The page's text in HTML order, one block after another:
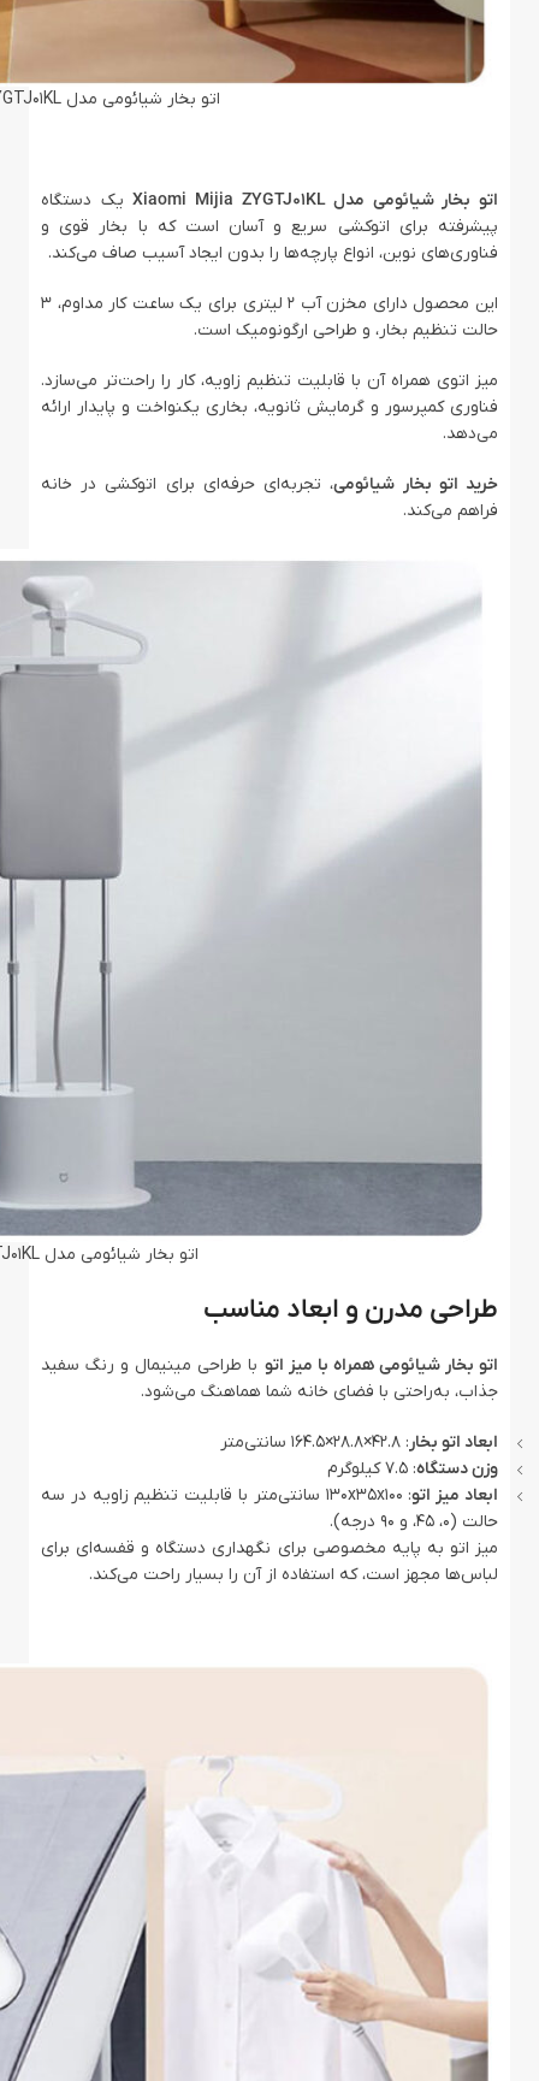
اتو بخار شیائومی مدل Xiaomi Mijia ZYGTJ01KL
اتو بخار شیائومی مدل Xiaomi Mijia ZYGTJ01KL
یک دستگاه
پیشرفته برای اتوکشی سریع و آسان است که با بخار قوی و
فناوری‌های نوین، انواع پارچه‌ها را بدون ایجاد آسیب صاف می‌کند.
این محصول دارای مخزن آب 2 لیتری برای یک ساعت کار مداوم، 3
حالت تنظیم بخار، و طراحی ارگونومیک است.
میز اتوی همراه آن با قابلیت تنظیم زاویه، کار را راحت‌تر می‌سازد.
فناوری کمپرسور و گرمایش ثانویه، بخاری یکنواخت و پایدار ارائه
می‌دهد.
خرید اتو بخار شیائومی، تجربه‌ای حرفه‌ای برای اتوکشی در خانه
فراهم می‌کند.
اتو بخار شیائومی مدل Xiaomi Mijia ZYGTJ01KL
طراحی مدرن و ابعاد مناسب
اتو بخار شیائومی همراه با میز اتو با طراحی مینیمال و رنگ سفید
جذاب، به‌راحتی با فضای خانه شما هماهنگ می‌شود.
ابعاد اتو بخار : 42.8×28.8×164.5 سانتی‌متر
وزن دستگاه: 7.5 کیلوگرم
ابعاد میز اتو
: 130x35x100 سانتی‌متر با قابلیت تنظیم زاویه در سه
حالت (0، 45، و 90 درجه).
میز اتو به پایه مخصوصی برای نگهداری دستگاه و قفسه‌ای برای
لباس‌ها مجهز است، که استفاده از آن را بسیار راحت می‌کند.